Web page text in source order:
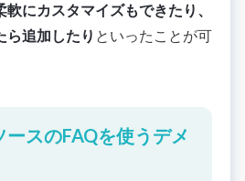
にカスタマイズもできたり、
ら追加したり といったことが可
スのFAQを使うデメ